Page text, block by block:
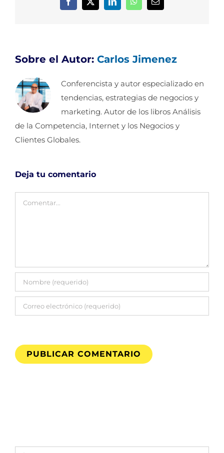
Facebook
X LinkedInWhatsAppCorreo
Sobre el Autor: Carlos Jimenez
Conferencista y autor especializado en
tendencias, estrategias de negocios y
marketing. Autor de los libros Análisis
de la Competencia, Internet y los Negocios y
Clientes Globales.
Deja tu comentario
Comentar